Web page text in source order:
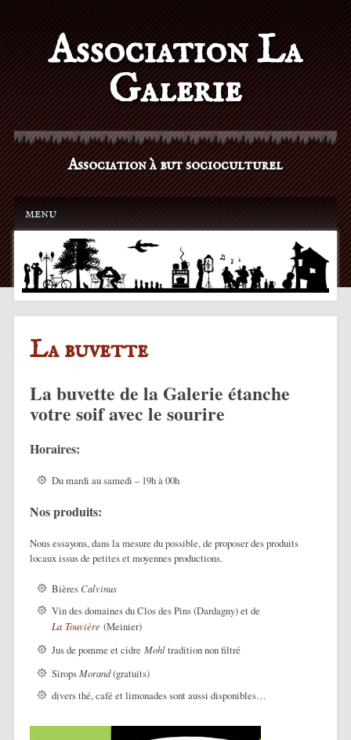
Association La
Galerie
Association à but socioculturel
Main menu
Skip to content
menu
La buvette
La buvette de la Galerie étanche
votre soif avec le sourire
Horaires:
Du mardi au samedi – 19h à 00h
Nos produits:
Nous essayons, dans la mesure du possible, de proposer des produits
locaux issus de petites et moyennes productions.
Bières Calvinus
Vin des domaines du Clos des Pins (Dardagny) et de
La Touvière (Meinier)
Jus de pomme et cidreMohltradition non filtré
SiropsMorand(gratuits)
divers thé, café et limonades sont aussi disponibles…